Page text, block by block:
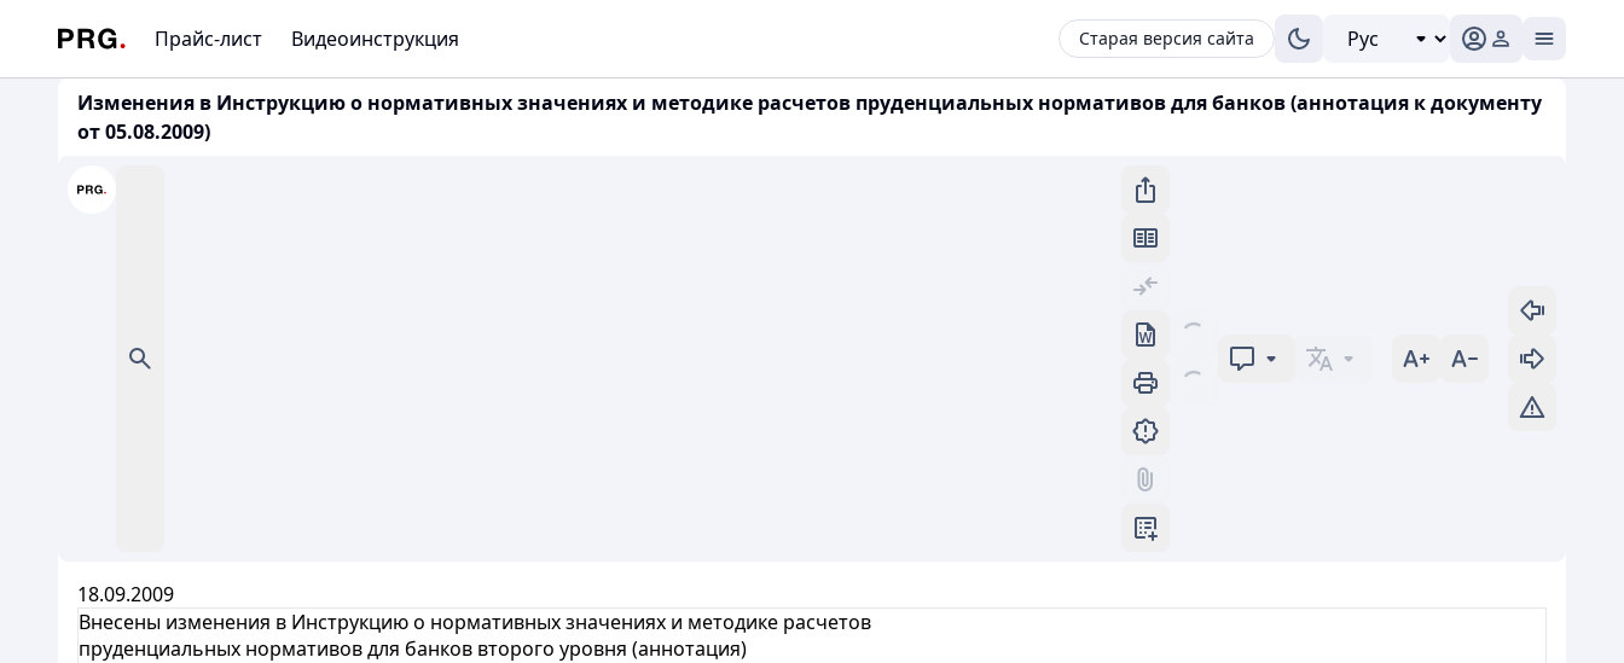
Прайс-лист Видеоинструкция Старая версия сайта
Изменения в Инструкцию о нормативных значениях и методике расчетов пруденциальных нормативов для банков (аннотация к документу
от 05.08.2009)
18.09.2009
Внесены изменения в Инструкцию о нормативных значениях и методике расчетов
пруденциальных нормативов для банков второго уровня (аннотация)